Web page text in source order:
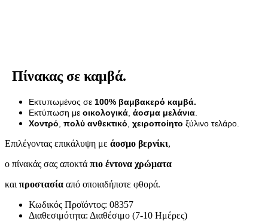
Πίνακας σε καμβά.
Εκτυπωμένος σε 100% βαμβακερό καμβά.
Εκτύπωση με οικολογικά άοσμα μελάνια
Χοντρό πολύ ανθεκτικό χειροποίητο ξύλινο τελάρο.
Επιλέγοντας επικάλυψη με άοσμο βερνίκι,
ο πίνακάς σας αποκτά πιο έντονα χρώματα
και προστασία από οποιαδήποτε φθορά.
Κωδικός Προϊόντος: 08357
Διαθεσιμότητα: Διαθέσιμο (7-10 Ημέρες)